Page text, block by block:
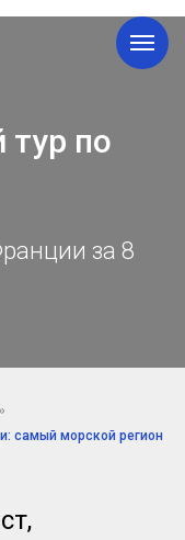
тур по
за 8
самый морской регион